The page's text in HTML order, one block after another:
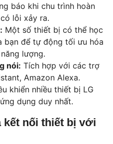
báo khi chu trình hoàn
lỗi xảy ra.
Một số thiết bị có thể học
bạn để tự động tối ưu hóa
lượng.
nói: Tích hợp với các trợ
Amazon Alexa.
khiển nhiều thiết bị LG
dụng duy nhất.
kết nối thiết bị với